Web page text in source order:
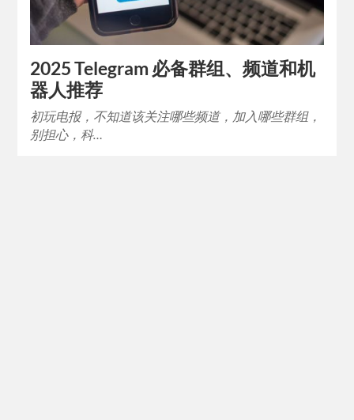
2025 Telegram 必备群组、频道和机
器人推荐
初玩电报，不知道该关注哪些频道，加入哪些群组，
别担心，科…